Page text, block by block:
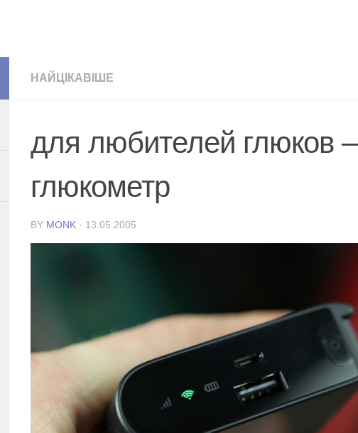
НАЙЦІКАВІШЕ
для любителей глюков –
глюкометр
BY MONK · 13.05.2005